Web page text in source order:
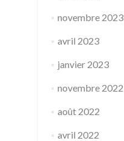
novembre 2023
avril 2023
janvier 2023
novembre 2022
août 2022
avril 2022